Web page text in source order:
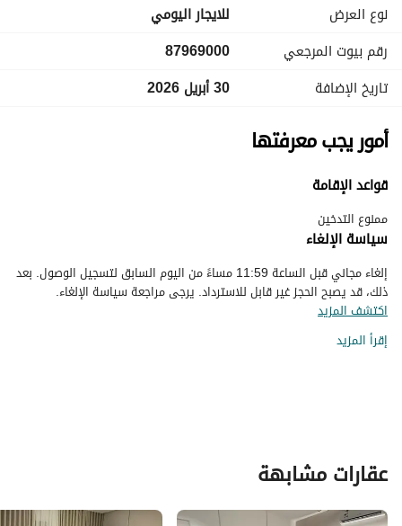
نوع العرض
للايجار اليومي
رقم بيوت المرجعي
87969000
تاريخ الإضافة
30 أبريل 2026
أمور يجب معرفتها
قواعد الإقامة
ممنوع التدخين
سياسة الإلغاء
إلغاء مجاني قبل الساعة 11:59 مساءً من اليوم السابق لتسجيل الوصول. بعد
ذلك، قد يصبح الحجز غير قابل للاسترداد. يرجى مراجعة سياسة الإلغاء.
اكتشف المزيد
إقرأ المزيد
عقارات مشابهة